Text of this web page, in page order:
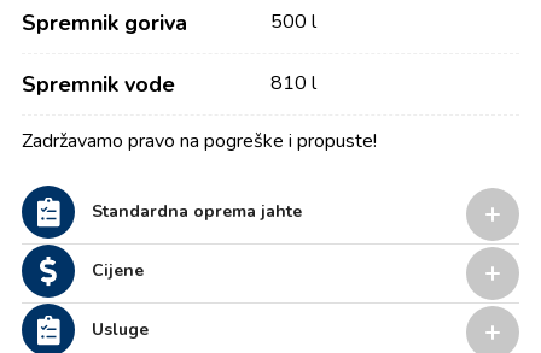
Spremnik goriva 500 l
Spremnik vode 810 l
Zadržavamo pravo na pogreške i propuste!
Standardna oprema jahte
Cijene
Usluge